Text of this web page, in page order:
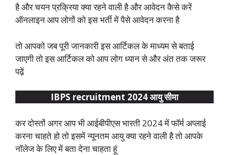
है और चयन प्रक्रिया क्या रहने वाली है और आवेदन कैसे करें
ऑनलाइन आप लोगों को इस भर्ती में पैसे आवेदन करना है
तो आपको जब पूरी जानकारी इस आर्टिकल के माध्यम से बताई
जाएगी तो इस आर्टिकल को आप लोग ध्यान से और अंत तक जरूर
पढ़ें
IBPS recruitment 2024 आयु सीमा
कर दोस्तों अगर आप भी आईबीपीएस भारती 2024 में फॉर्म अप्लाई
करना चाहते हो तो इसमें न्यूनतम आयु क्या रहने वाली है तो आपके
नॉलेज के लिए में बता देना चाहता हूं